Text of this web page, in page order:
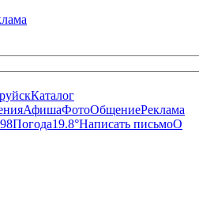
Каталог
АфишаФотоОбщениеРеклама
Погода19.8°Написать письмоО